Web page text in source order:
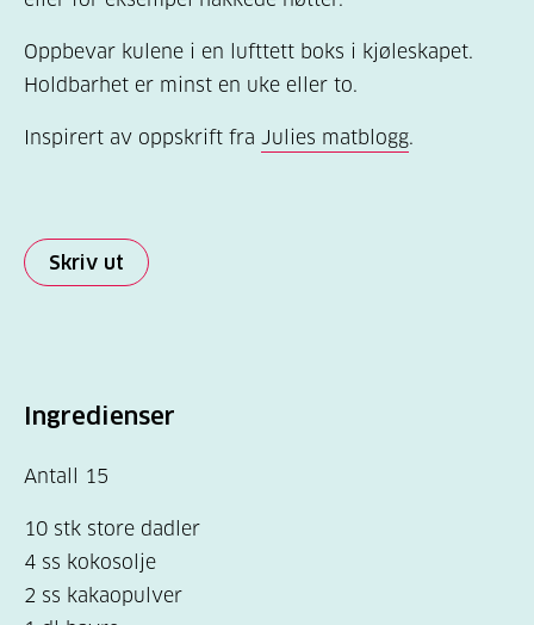
Oppbevar kulene i en lufttett boks i kjøleskapet.
Holdbarhet er minst en uke eller to.
Inspirert av oppskrift fra Julies matblogg.
Skriv ut
Ingredienser
Antall 15
10 stk store dadler
4 ss kokosolje
2 ss kakaopulver